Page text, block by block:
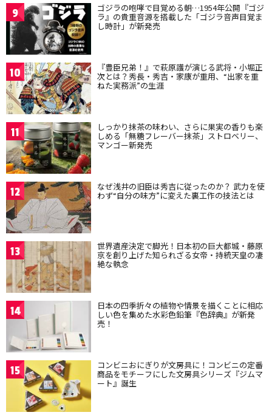
9 ゴジラの咆哮で目覚める朝…1954年公開『ゴジ
ラ』の貴重音源を搭載した「ゴジラ音声目覚ま
し時計」が新発売
10 『豊臣兄弟！』で萩原護が演じる武将・小堀正
次とは？秀長・秀吉・家康が重用、“出家を重
ねた実務派”の生涯
11 しっかり抹茶の味わい、さらに果実の香りも楽
しめる「無糖フレーバー抹茶」ストロベリー、
マンゴー新発売
12 なぜ浅井の旧臣は秀吉に従ったのか？ 武力を使
わず“自分の味方”に変えた裏工作の技法とは
13 世界遺産決定で脚光！日本初の巨大都城・藤原
京を創り上げた知られざる女帝・持統天皇の凄
絶な執念
14 日本の四季折々の植物や情景を描くことに相応
しい色を集めた水彩色鉛筆『色辞典』が新発
売！
15 コンビニおにぎりが文房具に！コンビニの定番
商品をモチーフにした文房具シリーズ『ジムマ
ート』誕生